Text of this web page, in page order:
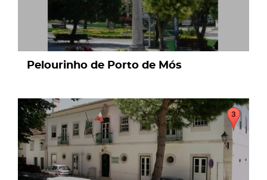
Pelourinho de Porto de Mós
page